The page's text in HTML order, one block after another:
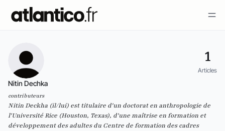
1
Articles
Nitin Dechka
contributeurs
Nitin Deckha (il/lui) est titulaire d'un doctorat en anthropologie de
l'Université Rice (Houston, Texas), d'une maîtrise en formation et
développement des adultes du Centre de formation des cadres